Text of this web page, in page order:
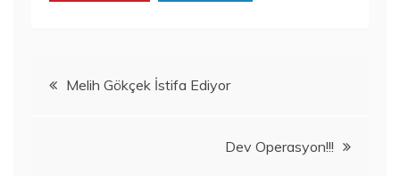
YazıMelih Gökçek İstifa Ediyor
Dev Operasyon!!!